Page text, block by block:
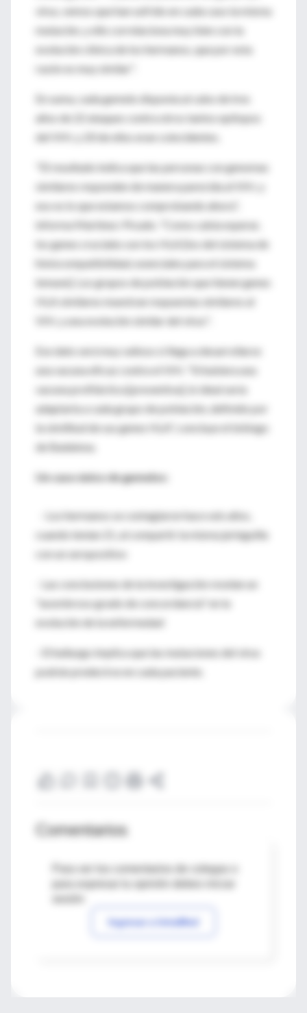
virus, vemos que han sufrido en cada caso la misma
mutación, y ello correlaciona muy bien con la
evolución clínica de los hermanos, que por esta
razón es muy similar".
En suma, cada gemelo disponía al cabo de tres
años de 22 ataques contra otros tantos epítopos
del VIH, y 20 de ellos eran coincidentes.
"El resultado indica que las personas con genomas
similares responden de manera parecida al VIH, y
eso es lo que estamos comprobando ahora",
informa Martínez-Picado. "Como cabía esperar,
los genes cruciales son los HLA [los del sistema de
histocompatibilidad, esenciales para el sistema
inmune]. Los grupos de población que tienen genes
HLA similares muestran respuestas similares al
VIH, y una evolución similar del virus".
Ese dato será muy valioso si llega a desarrollarse
una vacuna eficaz contra el VIH. "Si hubiera una
vacuna profiláctica [preventiva], lo ideal sería
adaptarla a cada grupo de población, definido por
la similitud de sus genes HLA", concluye el biólogo
de Badalona.
Un caso único de gemelos:
- Los hermanos se contagiaron hace seis años,
cuando tenían 21, al compartir la misma jeringuilla
con un seropositivo
- Las conclusiones de la investigación revelan un
"asombroso grado de concordancia" en la
evolución de la enfermedad
- El hallazgo implica que las mutaciones del virus
podrán predecirse en cada paciente.
Comentarios
Para ver los comentarios de colegas o
Ingresar a IntraMed